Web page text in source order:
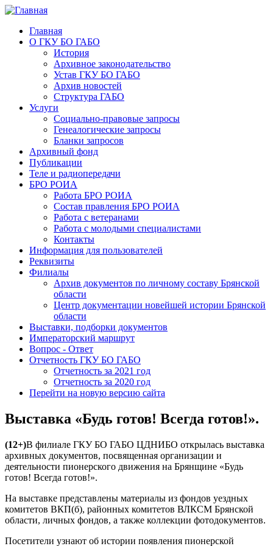
Главная
О ГКУ БО ГАБО
История
Архивное законодательство
Устав ГКУ БО ГАБО
Архив новостей
Структура ГАБО
Услуги
Социально-правовые запросы
Генеалогические запросы
Бланки запросов
Архивный фонд
Публикации
Теле и радиопередачи
БРО РОИА
Работа БРО РОИА
Состав правления БРО РОИА
Работа с ветеранами
Работа с молодыми специалистами
Контакты
Информация для пользователей
Реквизиты
Филиалы
Архив документов по личному составу Брянской
области
Центр документации новейшей истории Брянской
области
Выставки, подборки документов
Императорский маршрут
Вопрос - Ответ
Отчетность ГКУ БО ГАБО
Отчетность за 2021 год
Отчетность за 2020 год
Перейти на новую версию сайта
Выставка «Будь готов! Всегда готов!».
(12+)В филиале ГКУ БО ГАБО ЦДНИБО открылась выставка
архивных документов, посвященная организации и
деятельности пионерского движения на Брянщине «Будь
готов! Всегда готов!».
На выставке представлены материалы из фондов уездных
комитетов ВКП(б), районных комитетов ВЛКСМ Брянской
области, личных фондов, а также коллекции фотодокументов.
Посетители узнают об истории появления пионерской